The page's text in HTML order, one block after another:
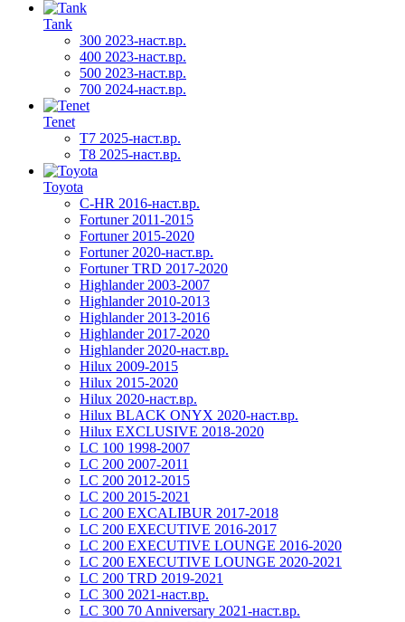
Tank
300 2023-наст.вр.
400 2023-наст.вр.
500 2023-наст.вр.
700 2024-наст.вр.
Tenet
T7 2025-наст.вр.
T8 2025-наст.вр.
Toyota
C-HR 2016-наст.вр.
Fortuner 2011-2015
Fortuner 2015-2020
Fortuner 2020-наст.вр.
Fortuner TRD 2017-2020
Highlander 2003-2007
Highlander 2010-2013
Highlander 2013-2016
Highlander 2017-2020
Highlander 2020-наст.вр.
Hilux 2009-2015
Hilux 2015-2020
Hilux 2020-наст.вр.
Hilux BLACK ONYX 2020-наст.вр.
Hilux EXCLUSIVE 2018-2020
LC 100 1998-2007
LC 200 2007-2011
LC 200 2012-2015
LC 200 2015-2021
LC 200 EXCALIBUR 2017-2018
LC 200 EXECUTIVE 2016-2017
LC 200 EXECUTIVE LOUNGE 2016-2020
LC 200 EXECUTIVE LOUNGE 2020-2021
LC 200 TRD 2019-2021
LC 300 2021-наст.вр.
LC 300 70 Anniversary 2021-наст.вр.